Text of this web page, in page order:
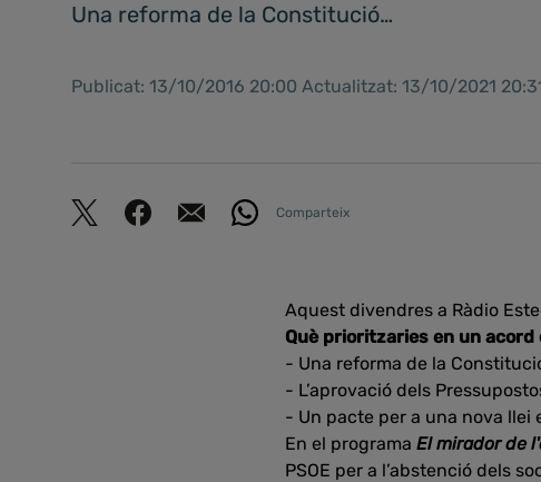
Una reforma de la Constitució…
Publicat: 13/10/2016 20:00 Actualitzat: 13/10/2021
Comparteix
Aquest divendres a Ràdio
Què prioritzaries en un acord
- Una reforma de la
- L’aprovació dels
- Un pacte per a una nova llei
En el programa El mirador de
PSOE per a l’abstenció dels